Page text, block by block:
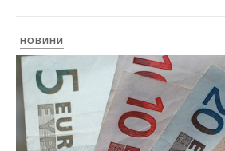
НОВИНИ